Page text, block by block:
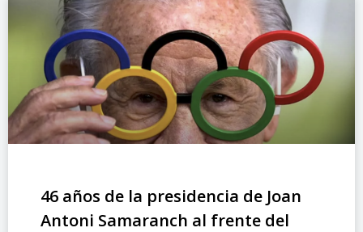
46 años de la presidencia de Joan
Antoni Samaranch al frente del